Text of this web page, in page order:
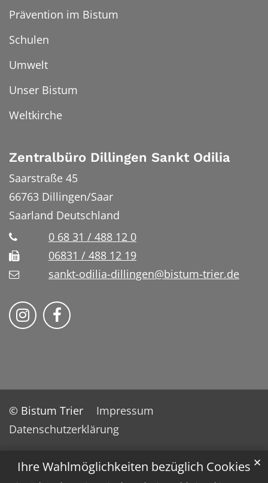
Ihre Wahlmöglichkeiten bezüglich Cookies ✕
Prävention im Bistum
Schulen
Umwelt
Unser Bistum
Weltkirche
Zentralbüro Dillingen Sankt Odilia
Saarstraße 45
66763 Dillingen/Saar
Saarland Deutschland
0 68 31 / 488 12 0
06831 / 488 12 19
sankt-odilia-dillingen@bistum-trier.de
Bistum Trier auf Instragram
Bistum Trier auf Facebook
© Bistum Trier
Impressum
Datenschutzerklärung